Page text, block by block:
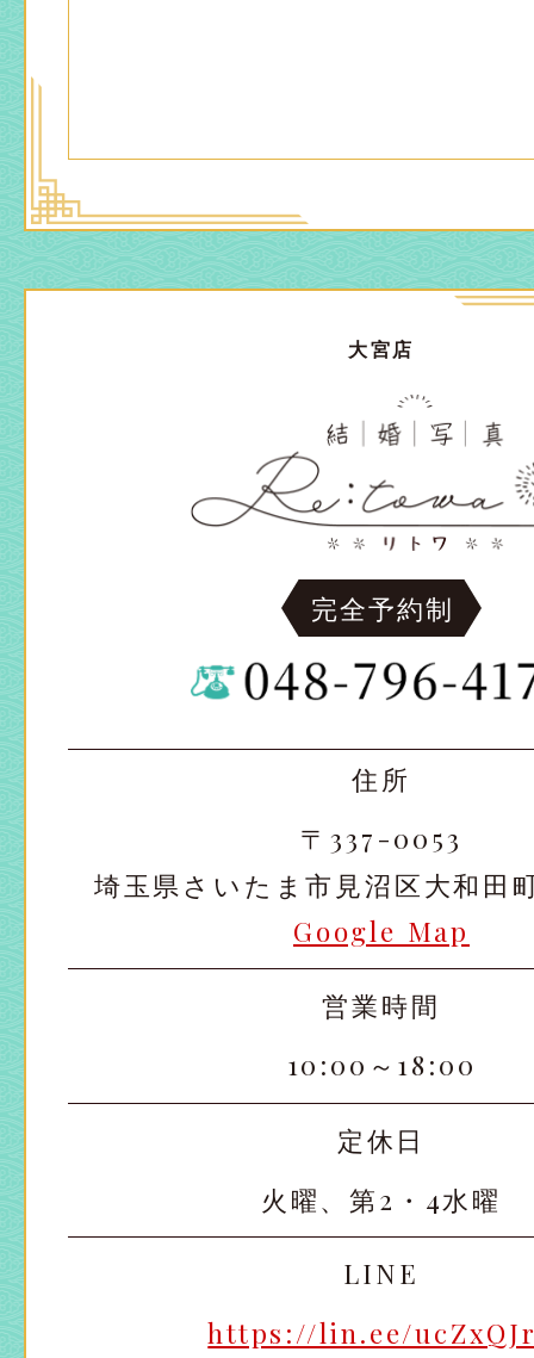
大宮店
完全予約制
住所
〒337-0053
埼玉県さいたま市見沼区大和田
Google Map
営業時間
10:00～18:00
定休日
火曜、第2・4水曜
LINE
https://lin.ee/